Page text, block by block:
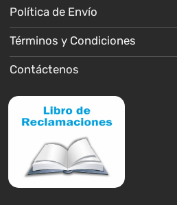
Política de Envío
Términos y Condiciones
Contáctenos